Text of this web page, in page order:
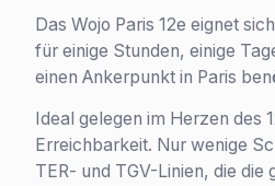
Das Wojo Paris 12e eignet
für einige Stunden, einige
einen Ankerpunkt in Paris
Ideal gelegen im Herzen des
Erreichbarkeit. Nur wenige
TER- und TGV-Linien, die